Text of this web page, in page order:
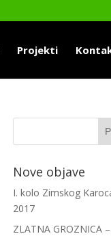
Projekti
Nove objave
I. kolo Zimskog
2017
ZLATNA GROZNICA –